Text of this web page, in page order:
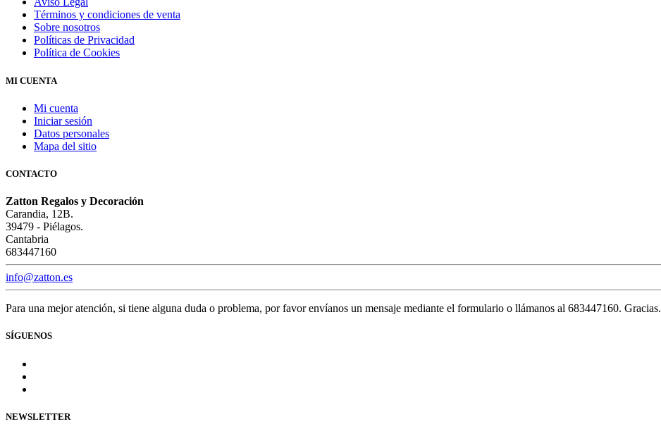
Términos y condiciones de venta
Sobre nosotros
Políticas de Privacidad
Política de Cookies
MI CUENTA
Mi cuenta
Iniciar sesión
Datos personales
Mapa del sitio
CONTACTO
Zatton Regalos y Decoración
Carandia, 12B.
39479 - Piélagos.
Cantabria
683447160
info@zatton.es
Para una mejor atención, si tiene alguna duda o problema, por favor envíanos un mensaje mediante el formulario o llámanos al 683447160. Gracias.
SÍGUENOS
NEWSLETTER